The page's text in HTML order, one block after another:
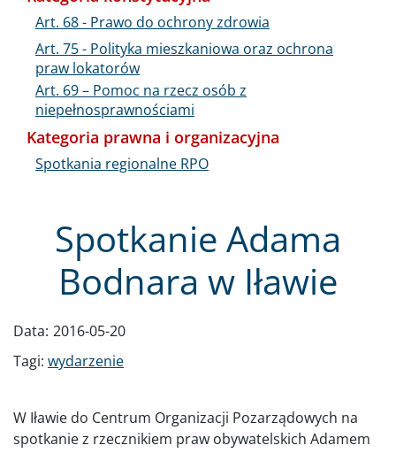
Spotkanie Adama
Bodnara w Iławie
Data: 2016-05-20
Tagi: wydarzenie
W Iławie do Centrum Organizacji Pozarządowych na
spotkanie z rzecznikiem praw obywatelskich Adamem
Art. 68 - Prawo do ochrony zdrowia
Art. 75 - Polityka mieszkaniowa oraz ochrona
praw lokatorów
Art. 69 – Pomoc na rzecz osób z
niepełnosprawnościami
Kategoria prawna i organizacyjna
Spotkania regionalne RPO